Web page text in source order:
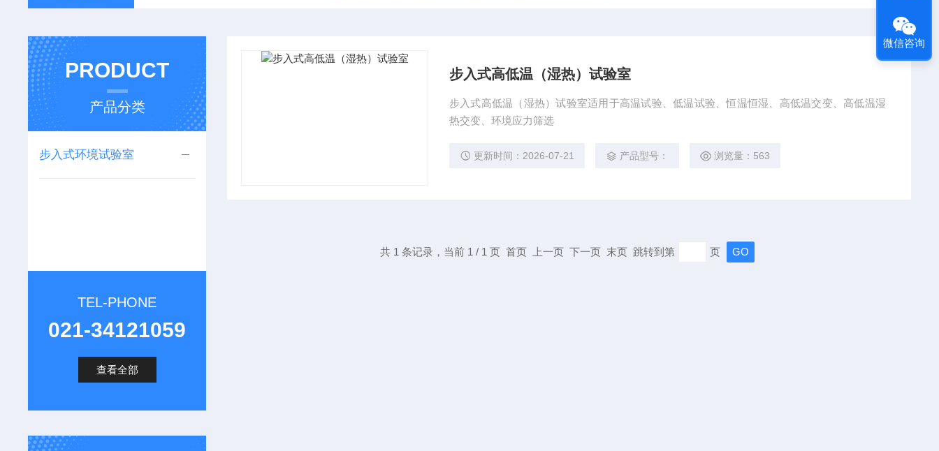
PRODUCT
产品分类
步入式环境试验室
TEL-PHONE
021-34121059
查看全部
步入式高低温（湿热）试验室
步入式高低温（湿热）试验室适用于高温试验、低温试验、恒温恒湿、高低温交变、高低温湿
热交变、环境应力筛选
更新时间：2026-07-21 产品型号： 浏览量：563
共 1 条记录，当前 1 / 1 页 首页 上一页 下一页 末页 跳转到第 页
微信咨询